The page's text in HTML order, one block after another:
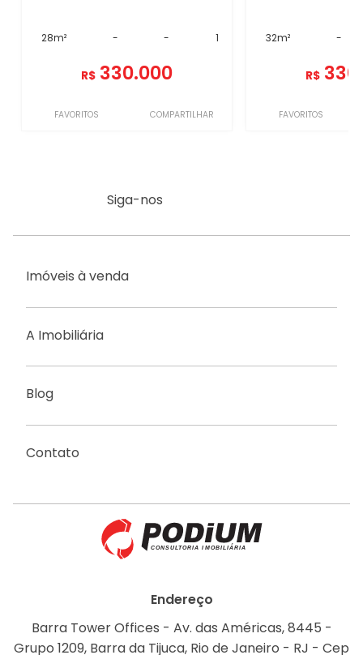
28m² - - 1
R$ 330.000
FAVORITOS COMPARTILHAR
32m² -
R$
FAVORITOS
Siga-nos
Imóveis à venda
A Imobiliária
Blog
Contato
Endereço
Barra Tower Offices - Av. das Américas, 8445 -
Grupo 1209, Barra da Tijuca, Rio de Janeiro - RJ - Cep